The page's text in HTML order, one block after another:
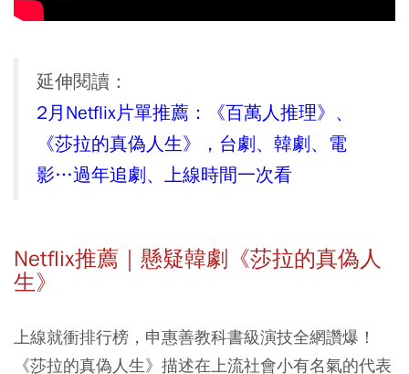
延伸閱讀：
2月Netflix片單推薦：《百萬人推理》、
《莎拉的真偽人生》，台劇、韓劇、電
影…過年追劇、上線時間一次看
Netflix推薦｜懸疑韓劇《莎拉的真偽人
生》
上線就衝排行榜，申惠善教科書級演技全網讚爆！
《莎拉的真偽人生》描述在上流社會小有名氣的代表